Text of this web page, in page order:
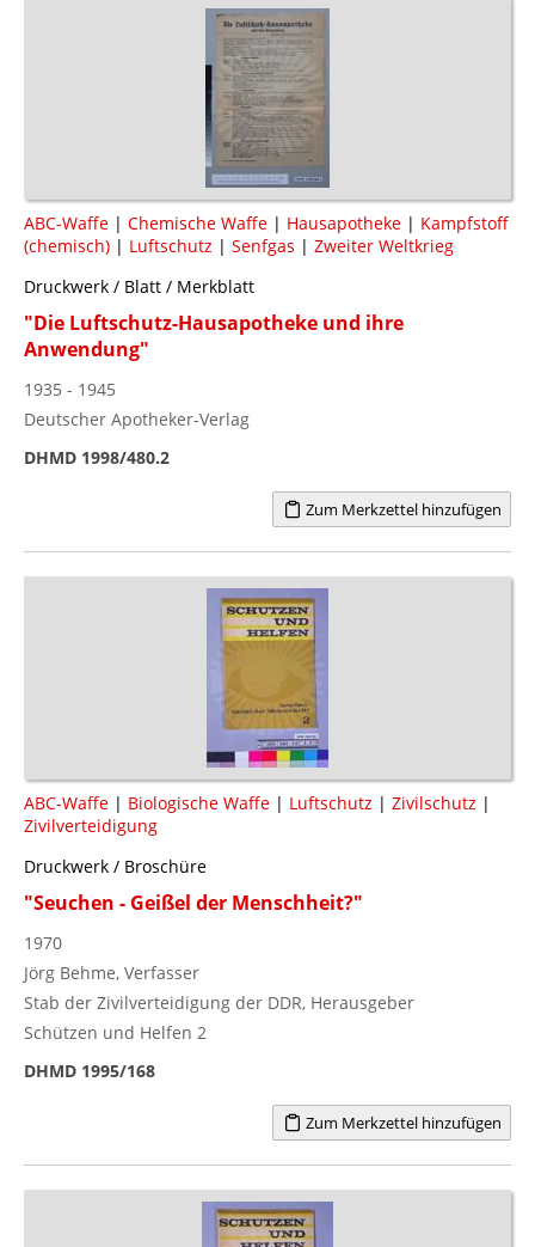
ABC-Waffe | Chemische Waffe | Hausapotheke | Kampfstoff
(chemisch) | Luftschutz | Senfgas | Zweiter Weltkrieg
Druckwerk / Blatt / Merkblatt
"Die Luftschutz-Hausapotheke und ihre
Anwendung"
1935 - 1945
Deutscher Apotheker-Verlag
DHMD 1998/480.2
Zum Merkzettel hinzufügen
ABC-Waffe | Biologische Waffe | Luftschutz | Zivilschutz |
Zivilverteidigung
Druckwerk / Broschüre
"Seuchen - Geißel der Menschheit?"
1970
Jörg Behme, Verfasser
Stab der Zivilverteidigung der DDR, Herausgeber
Schützen und Helfen 2
DHMD 1995/168
Zum Merkzettel hinzufügen